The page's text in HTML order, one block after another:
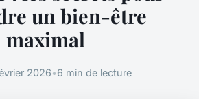
un bien-être
maximal
2026•6 min de lecture